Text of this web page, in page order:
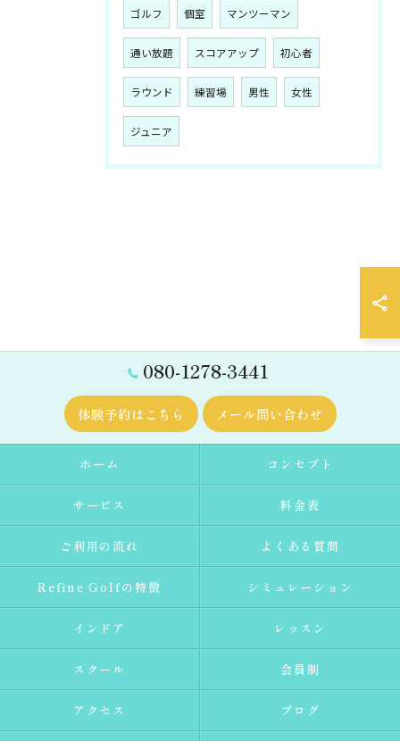
ゴルフ 個室 マンツーマン
通い放題 スコアアップ 初心者
ラウンド 練習場 男性 女性
ジュニア
080-1278-3441
体験予約はこちら メール問い合わせ
ホーム コンセプト
サービス 料金表
ご利用の流れ よくある質問
Refine Golfの特徴 シミュレーション
インドア レッスン
スクール 会員制
アクセス ブログ